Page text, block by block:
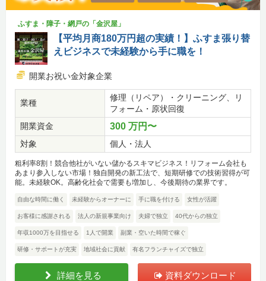
ふすま・障子・網戸の「金沢屋」
【平均月商180万円超の実績！】ふすま張り替
えビジネスで未経験から手に職を！
開業お祝い金対象企業
業種
修理（リペア）・クリーニング、リ
フォーム・原状回復
開業資金
300 万円〜
対象 個人・法人
粗利率8割！競合他社がいない儲かるスキマビジネス！リフォーム会社も
あまり参入しない市場！独自開発の新工法で、短期研修での技術習得が可
能。未経験OK。高齢化社会で需要も増加し、今後期待の業界です。
自由な時間に働く 未経験からオーナーに 手に職を付ける 女性が活躍
お客様に感謝される 法人の新規事業向け 夫婦で独立 40代からの独立
年収1000万を目指せる 1人で開業 副業・空いた時間で稼ぐ
研修・サポートが充実 地域社会に貢献 有名フランチャイズで独立
詳細を見る 資料ダウンロード